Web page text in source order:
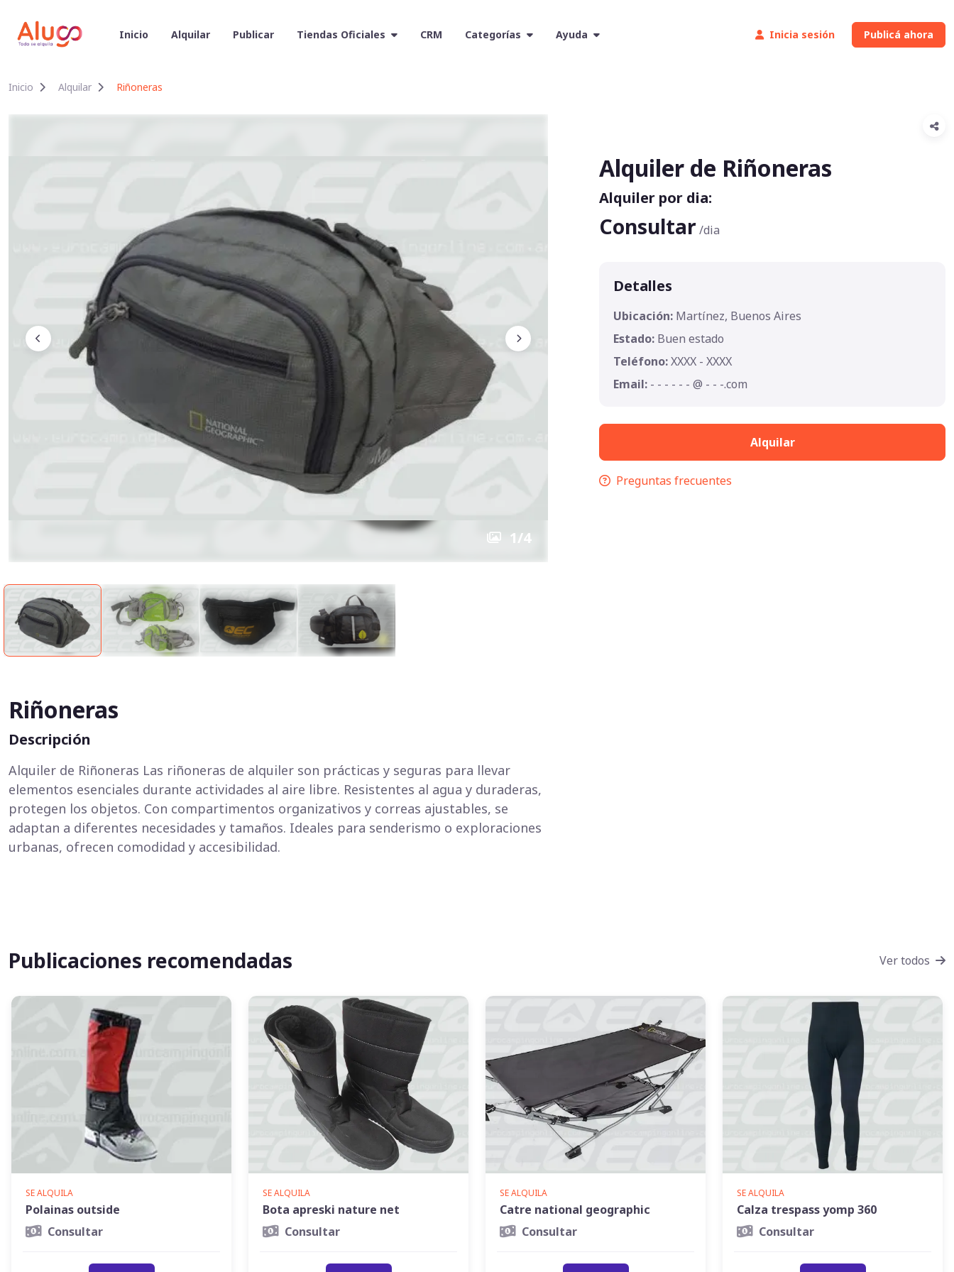
Inicia sesión Publicá ahora
Inicio Alquilar Publicar Tiendas Oficiales CRM Categorías Ayuda
Inicio Alquilar Riñoneras
1/4
Riñoneras
Descripción
Alquiler de Riñoneras Las riñoneras de alquiler son prácticas y seguras para llevar
elementos esenciales durante actividades al aire libre. Resistentes al agua y duraderas,
protegen los objetos. Con compartimentos organizativos y correas ajustables, se
adaptan a diferentes necesidades y tamaños. Ideales para senderismo o exploraciones
urbanas, ofrecen comodidad y accesibilidad.
Alquiler de Riñoneras
Alquiler por dia:
Consultar/dia
Detalles
Ubicación: Martínez, Buenos Aires
Estado: Buen estado
Teléfono:XXXX - XXXX
Email: - - - - - - @ - - -.com
Alquilar
Preguntas frecuentes
Publicaciones recomendadas Ver todos
SE ALQUILA
Polainas outside
Consultar
SE ALQUILA
Bota apreski nature net
Consultar
SE ALQUILA
Catre national geographic
Consultar
SE ALQUILA
Calza trespass yomp 360
Consultar